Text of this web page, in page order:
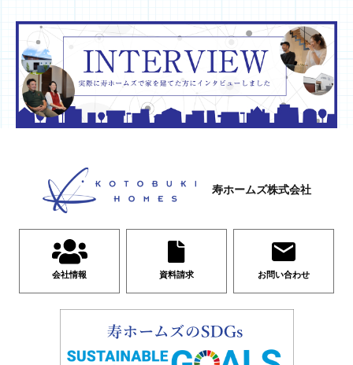
寿ホームズ株式会社
会社情報 資料請求 お問い合わせ